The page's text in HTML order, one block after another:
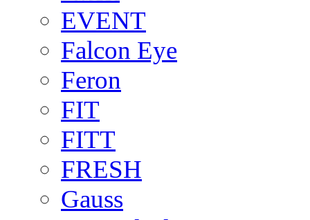
EVENT
Falcon Eye
Feron
FIT
FITT
FRESH
Gauss